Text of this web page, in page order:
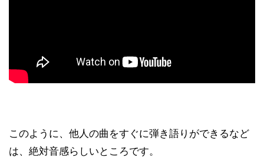
このように、他人の曲をすぐに弾き語りができるなど
は、絶対音感らしいところです。